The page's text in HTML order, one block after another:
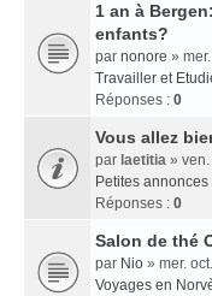
1 an à
enfants?
par nonore »
Travailler et
Réponses : 0
Vous allez
par laetitia »
Petites annonces
Réponses : 0
Salon de thé
par Nio » mer.
Voyages en